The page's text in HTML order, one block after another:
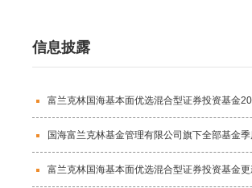
信息披露
富兰克林国海基本面优选混合型证券投资基金
国海富兰克林基金管理有限公司旗下全部基金
富兰克林国海基本面优选混合型证券投资基金